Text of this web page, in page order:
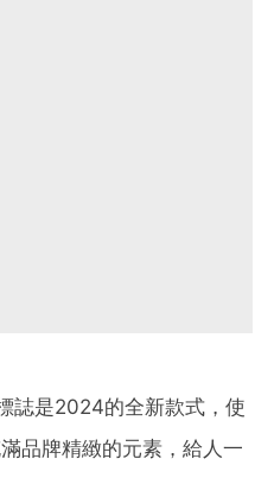
誌是2024的全新款式，使
品牌精緻的元素，給人一